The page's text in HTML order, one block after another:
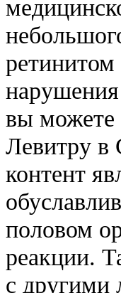
вы можете
Левитру в
контент
половом
реакции.
с другими